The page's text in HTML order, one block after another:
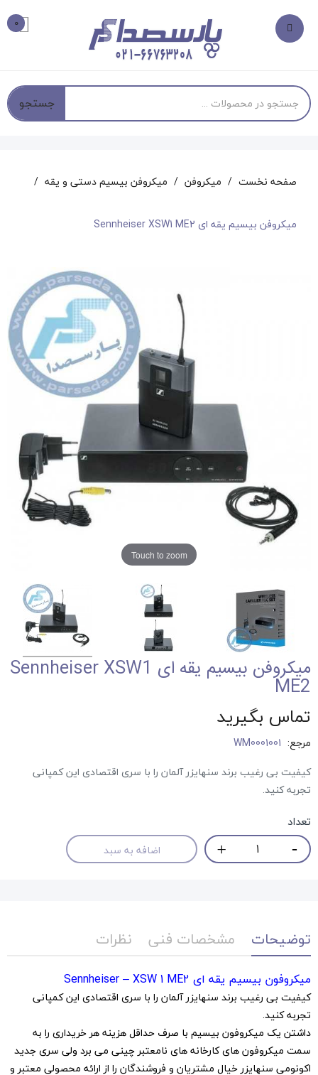
0
جستجو
صفحه نخست میکروفن میکروفن بیسیم دستی و یقه
میکروفن بیسیم یقه ای Sennheiser XSW1 ME2
Touch to zoom
میکروفن بیسیم یقه ای Sennheiser XSW1
ME2
تماس بگیرید
مرجع: WM0001001
کیفیت بی رغیب برند سنهایزر آلمان را با سری اقتصادی این کمپانی
تجربه کنید.
تعداد
اضافه به سبد
توضیحات مشخصات فنی نظرات
میکروفون بیسیم یقه ای Sennheiser – XSW 1 ME2
کیفیت بی رغیب برند سنهایزر آلمان را با سری اقتصادی این کمپانی
تجربه کنید.
داشتن یک میکروفون بیسیم با صرف حداقل هزینه هر خریداری را به
سمت میکروفون های کارخانه های نامعتبر چینی می برد ولی سری جدید
اکونومی سنهایزر خیال مشتریان و فروشندگان را از ارائه محصولی معتبر و